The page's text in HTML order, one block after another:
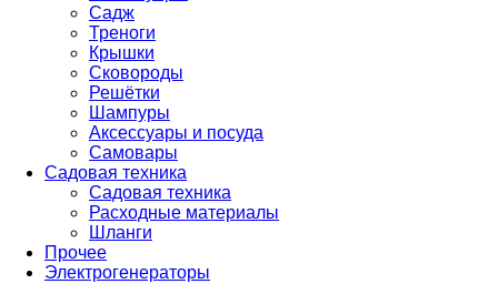
Садж
Треноги
Крышки
Сковороды
Решётки
Шампуры
Аксессуары и посуда
Самовары
Садовая техника
Садовая техника
Расходные материалы
Шланги
Прочее
Электрогенераторы